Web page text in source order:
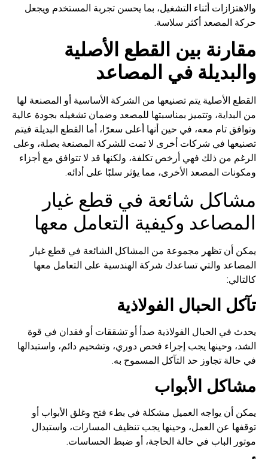
والاهتزازات أثناء التشغيل، بما يحسن تجربة المستخدم ويجعل
حركة المصعد أكثر سلاسة.
مقارنة بين القطع الأصلية
والبديلة في المصاعد
القطع الأصلية يتم تصنيعها من الشركة الأساسية أو المصنعة لها
من البداية، وتتميز بمناسبتها للمصعد وضمان تشغيله بجودة عالية
وتوافق تام معه، في حين أنها أعلى سعرًا، أما القطع البديلة فيتم
تصنيعها في شركات أخرى لا تمت للشركة المصنعة بصلة، وعلى
الرغم من ذلك فهي أرخص تكلفة، ولكنها قد لا تتوافق مع أجزاء
ومكونات المصعد الأخرى، مما يؤثر سلبًا على أدائه.
مشاكل شائعة في قطع غيار
المصاعد وكيفية التعامل معها
يمكن أن تظهر مجموعة من المشاكل الشائعة في قطع غيار
المصاعد والتي تساعدك شركة الهندسية على التعامل معها
كالتالي:
تآكل الحبال الفولاذية
يحدث في الحبال الفولاذية صدأ أو تشققات أو فقدان في قوة
الشد، وحينها يجب إجراء فحص دوري، وتشحيم دائم، واستبدالها
في حالة تجاوز حد التآكل المسموح به.
مشاكل الأبواب
يمكن أن يواجه العميل مشكلة في بطء فتح وغلق الأبواب أو
توقفها عن العمل، وحينها يجب تنظيف المسارات، واستبدال
موتور الباب في حالة الحاجة، أو ضبط الحساسات.